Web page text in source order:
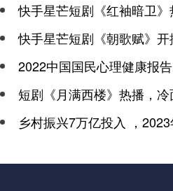
快手星芒短剧《红袖暗卫
快手星芒短剧《朝歌赋》
2022中国国民心理健康报
短剧《月满西楼》热播，
乡村振兴7万亿投入 ，